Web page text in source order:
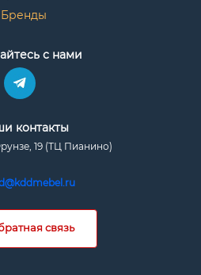
Бренды
с нами
контакты
19 (ТЦ Пианино)
связь